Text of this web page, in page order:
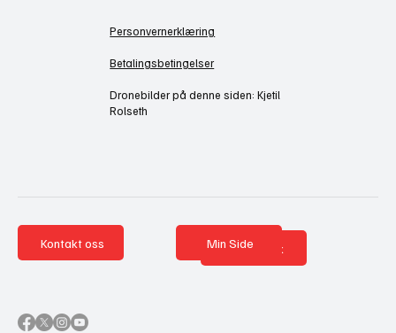
Personvernerklæring
Betalingsbetingelser
Dronebilder på denne siden: Kjetil
Rolseth
Kontakt oss Nettbutikk
Min Side